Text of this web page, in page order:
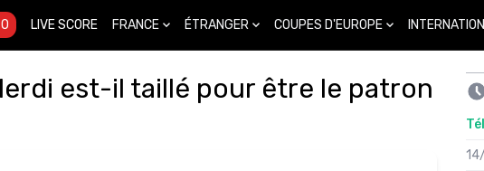
LIVE SCORE FRANCE ÉTRANGER COUPES D'EUROPE
est-il taillé pour être le patron